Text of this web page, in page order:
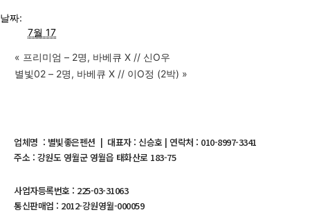
날짜:
7월 17
« 프리미엄 – 2명, 바베큐 X // 신O우
별빛02 – 2명, 바베큐 X // 이O정 (2박) »
업체명 : 별빛좋은펜션 | 대표자 : 신승호 | 연락처 : 010-8997-3341
주소 : 강원도 영월군 영월읍 태화산로 183-75
사업자등록번호 : 225-03-31063
통신판매업 : 2012-강원영월-000059